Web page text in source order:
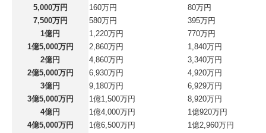
5,000万円
160万円
80万円
7,500万円
580万円
395万円
1億円
1,220万円
770万円
1億5,000万円
2,860万円
1,840万円
2億円
4,860万円
3,340万円
2億5,000万円
6,930万円
4,920万円
3億円
9,180万円
6,929万円
3億5,000万円
1億1,500万円
8,920万円
4億円
1億4,000万円
1億920万円
4億5,000万円
1億6,500万円
1億2,960万円